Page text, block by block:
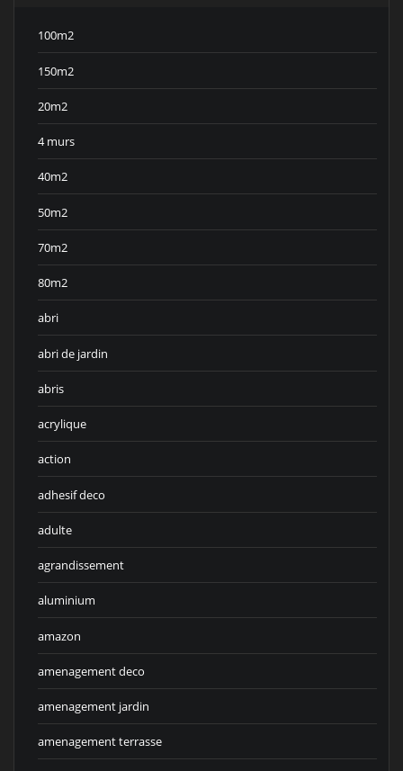
100m2
150m2
20m2
4 murs
40m2
50m2
70m2
80m2
abri
abri de jardin
abris
acrylique
action
adhesif deco
adulte
agrandissement
aluminium
amazon
amenagement deco
amenagement jardin
amenagement terrasse